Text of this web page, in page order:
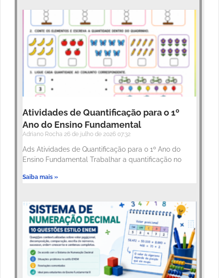
Atividades de Quantificação para o 1º
Ano do Ensino Fundamental
Adriano Rocha 26 de julho de 2026 07:32
Ads Atividades de Quantificação para o 1º Ano do
Ensino Fundamental Trabalhar a quantificação no
Saiba mais »